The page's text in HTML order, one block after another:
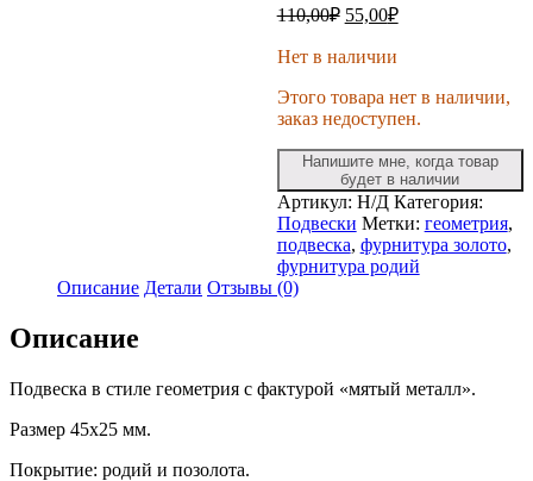
110,00₽ Первоначальная
составляла
55,00₽Текущая
Нет в наличии
Этого товара нет в наличии,
заказ недоступен.
Напишите мне, когда товар
будет в наличии
Артикул: Н/Д Категория:
Подвески Метки: геометрия,
подвеска, фурнитура золото,
фурнитура родий
Описание Детали Отзывы (0)
Описание
Подвеска в стиле геометрия с фактурой «мятый металл».
Размер 45х25 мм.
Покрытие: родий и позолота.